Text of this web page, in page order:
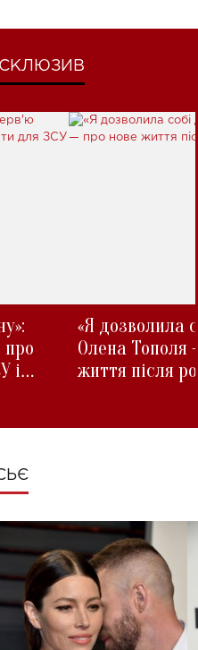
і
«Я дозволила
Олена Тополя
життя після